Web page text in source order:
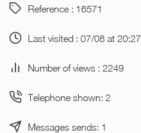
Reference : 16571
Last visited : 07/08 at 20:27
Number of views : 2249
Telephone shown: 2
Messages sends: 1